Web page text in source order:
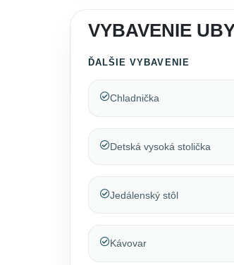
VYBAVENIE
ĎALŠIE VYBAVENIE
Chladnička
Detská vysoká stolička
Jedálenský stôl
Kávovar